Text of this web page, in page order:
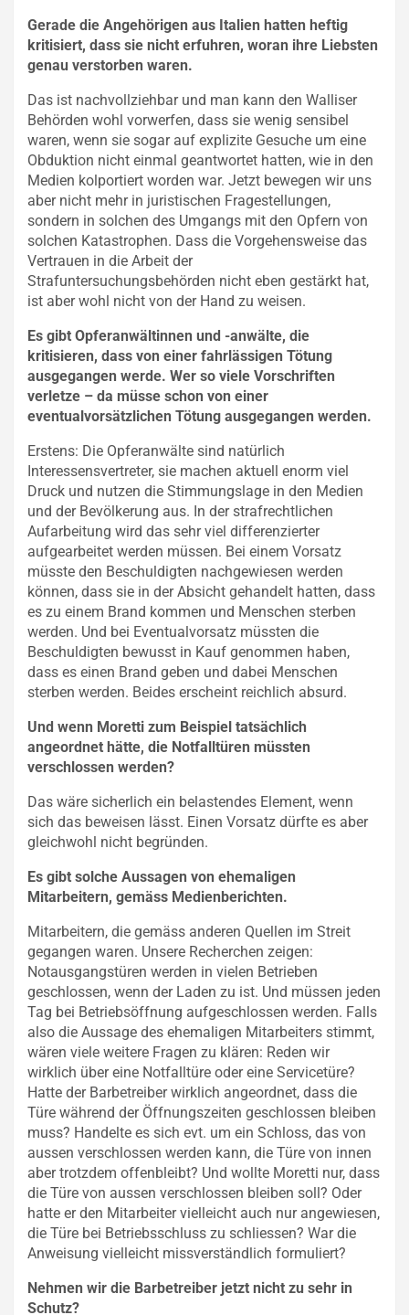
Gerade die Angehörigen aus Italien hatten heftig
kritisiert, dass sie nicht erfuhren, woran ihre Liebsten
genau verstorben waren.
Das ist nachvollziehbar und man kann den Walliser
Behörden wohl vorwerfen, dass sie wenig sensibel
waren, wenn sie sogar auf explizite Gesuche um eine
Obduktion nicht einmal geantwortet hatten, wie in den
Medien kolportiert worden war. Jetzt bewegen wir uns
aber nicht mehr in juristischen Fragestellungen,
sondern in solchen des Umgangs mit den Opfern von
solchen Katastrophen. Dass die Vorgehensweise das
Vertrauen in die Arbeit der
Strafuntersuchungsbehörden nicht eben gestärkt hat,
ist aber wohl nicht von der Hand zu weisen.
Es gibt Opferanwältinnen und -anwälte, die
kritisieren, dass von einer fahrlässigen Tötung
ausgegangen werde. Wer so viele Vorschriften
verletze – da müsse schon von einer
eventualvorsätzlichen Tötung ausgegangen werden.
Erstens: Die Opferanwälte sind natürlich
Interessensvertreter, sie machen aktuell enorm viel
Druck und nutzen die Stimmungslage in den Medien
und der Bevölkerung aus. In der strafrechtlichen
Aufarbeitung wird das sehr viel differenzierter
aufgearbeitet werden müssen. Bei einem Vorsatz
müsste den Beschuldigten nachgewiesen werden
können, dass sie in der Absicht gehandelt hatten, dass
es zu einem Brand kommen und Menschen sterben
werden. Und bei Eventualvorsatz müssten die
Beschuldigten bewusst in Kauf genommen haben,
dass es einen Brand geben und dabei Menschen
sterben werden. Beides erscheint reichlich absurd.
Und wenn Moretti zum Beispiel tatsächlich
angeordnet hätte, die Notfalltüren müssten
verschlossen werden?
Das wäre sicherlich ein belastendes Element, wenn
sich das beweisen lässt. Einen Vorsatz dürfte es aber
gleichwohl nicht begründen.
Es gibt solche Aussagen von ehemaligen
Mitarbeitern, gemäss Medienberichten.
Mitarbeitern, die gemäss anderen Quellen im Streit
gegangen waren. Unsere Recherchen zeigen:
Notausgangstüren werden in vielen Betrieben
geschlossen, wenn der Laden zu ist. Und müssen jeden
Tag bei Betriebsöffnung aufgeschlossen werden. Falls
also die Aussage des ehemaligen Mitarbeiters stimmt,
wären viele weitere Fragen zu klären: Reden wir
wirklich über eine Notfalltüre oder eine Servicetüre?
Hatte der Barbetreiber wirklich angeordnet, dass die
Türe während der Öffnungszeiten geschlossen bleiben
muss? Handelte es sich evt. um ein Schloss, das von
aussen verschlossen werden kann, die Türe von innen
aber trotzdem offenbleibt? Und wollte Moretti nur, dass
die Türe von aussen verschlossen bleiben soll? Oder
hatte er den Mitarbeiter vielleicht auch nur angewiesen,
die Türe bei Betriebsschluss zu schliessen? War die
Anweisung vielleicht missverständlich formuliert?
Nehmen wir die Barbetreiber jetzt nicht zu sehr in
Schutz?